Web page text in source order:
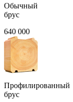
Обычный
брус
640 000
Профилированный
брус